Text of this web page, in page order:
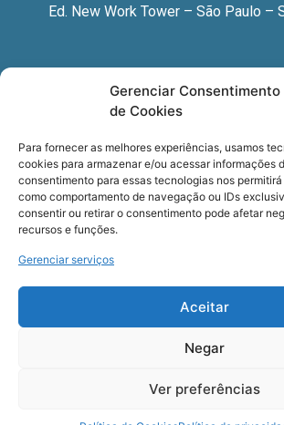
Gerenciar Consentimento
de Cookies
Para fornecer as melhores experiências, usamos
cookies para armazenar e/ou acessar informações
consentimento para essas tecnologias nos
como comportamento de navegação ou IDs
consentir ou retirar o consentimento pode afetar
recursos e funções.
Gerenciar serviços
Aceitar
Negar
Ver preferências
Ed. New Work Tower – São Paulo –
Newsletter
especializadas, cursos e eventos?
Registre seu email.
Termos de usoe aPolítica de privacidade